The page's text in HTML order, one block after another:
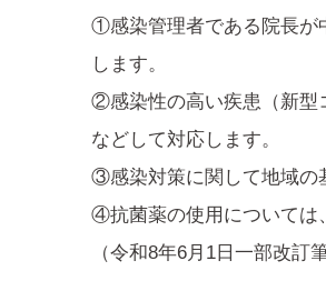
①感染管理者である院長が
します。
②感染性の高い疾患（新型
などして対応します。
③感染対策に関して地域の
④抗菌薬の使用については
（令和8年6月1日一部改訂筆